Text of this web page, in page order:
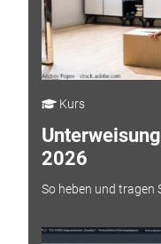
Kurs
2026
So heben und tragen